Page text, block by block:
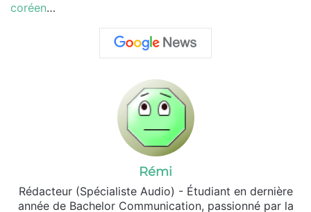
coréen…
Rémi
Rédacteur (Spécialiste Audio) - Étudiant en dernière
année de Bachelor Communication, passionné par la